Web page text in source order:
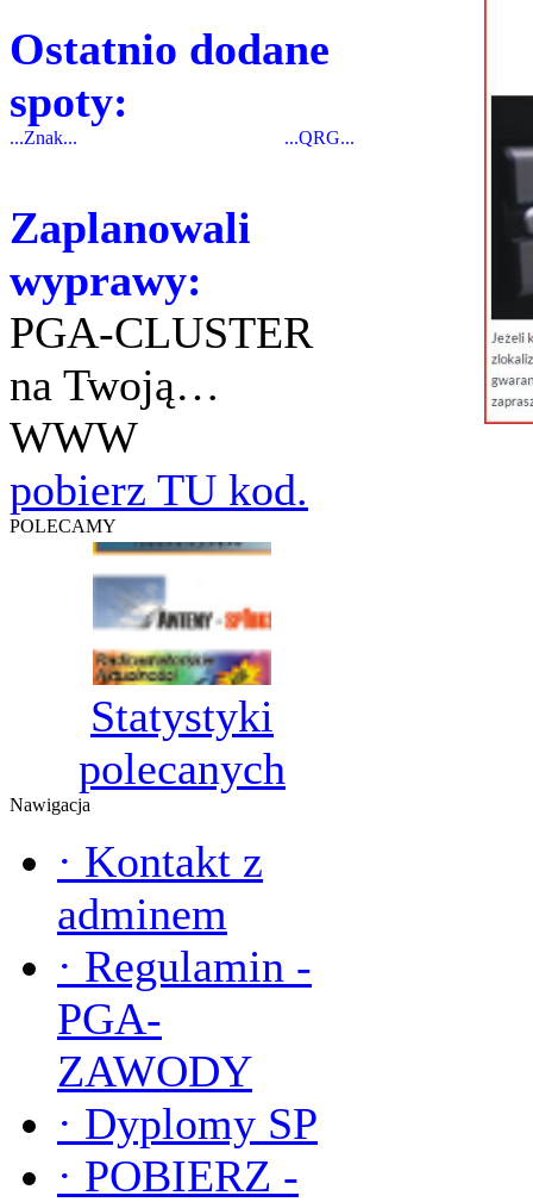
Ostatnio dodane
spoty:
...Znak... ...QRG...
Zaplanowali
wyprawy:
PGA-CLUSTER
na Twoją…
WWW
pobierz TU kod.
POLECAMY
Statystyki
polecanych
Nawigacja
· Kontakt z
adminem
· Regulamin -
PGA-
ZAWODY
· Dyplomy SP
· POBIERZ -